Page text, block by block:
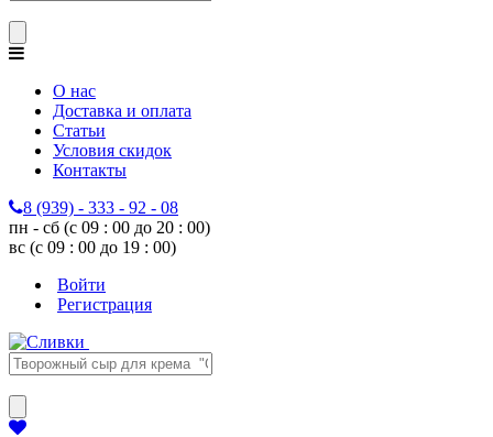
О нас
Доставка и оплата
Статьи
Условия скидок
Контакты
8 (939) - 333 - 92 - 08
пн - сб (с 09 : 00 до 20 : 00)
вс (с 09 : 00 до 19 : 00)
Войти
Регистрация